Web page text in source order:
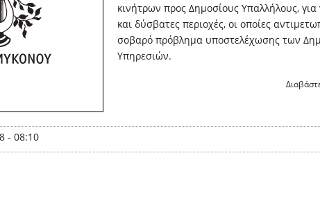
κινήτρων προς Δημοσίους Υπαλλήλους, για
και δύσβατες περιοχές, οι οποίες
σοβαρό πρόβλημα υποστελέχωσης των
Υπηρεσιών.
- 08:10